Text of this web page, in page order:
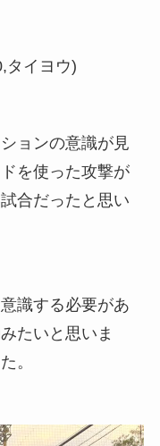
タイヨウ)
ョンの意識が見
を使った攻撃が
合だったと思い
識する必要があ
たいと思いま
。